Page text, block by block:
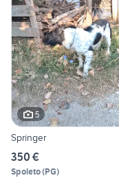
5
Springer
350 €
Spoleto(PG)